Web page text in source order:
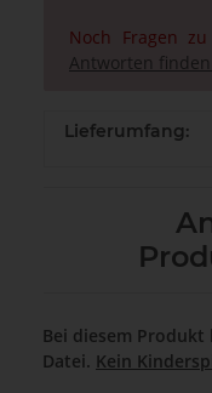
Noch Fragen
Antworten
Lieferumfang:
Bei diesem
Datei. Kein